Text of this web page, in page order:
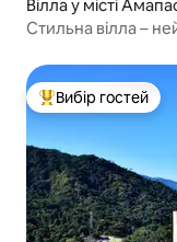
Вілла у місті
Стильна вілла –
Топ вибір гостей
Вибір гостей